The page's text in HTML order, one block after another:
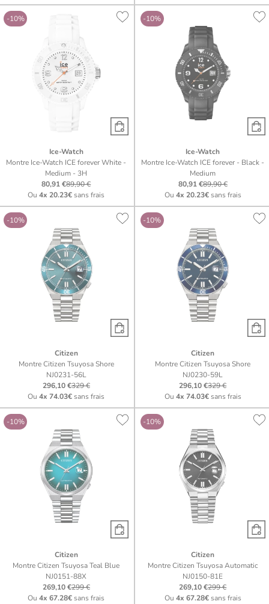
-10%
Ice-Watch
Montre Ice-Watch ICE forever White -
Medium - 3H
80,91 €89,90 €
Ou4x 20.23€sans frais
-10%
Ice-Watch
Montre Ice-Watch ICE forever - Black -
Medium
80,91 €89,90 €
Ou 4x 20.23€sans frais
-10%
Citizen
Montre Citizen Tsuyosa Shore
NJ0231-56L
296,10 €329 €
Ou4x 74.03€sans frais
-10%
Citizen
Montre Citizen Tsuyosa Shore
NJ0230-59L
296,10 €329 €
Ou 4x 74.03€sans frais
-10%
Citizen
Montre Citizen Tsuyosa Teal Blue
NJ0151-88X
269,10 €299 €
Ou4x 67.28€sans frais
-10%
Citizen
Montre Citizen Tsuyosa Automatic
NJ0150-81E
269,10 €299 €
Ou 4x 67.28€sans frais